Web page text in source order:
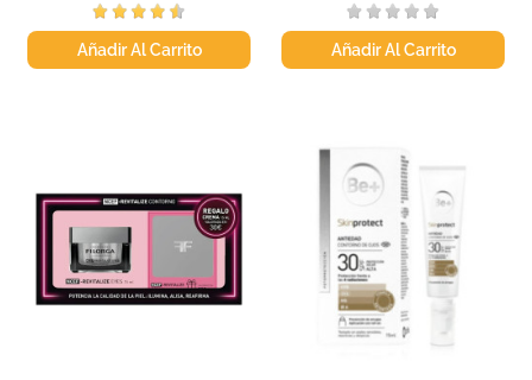
Añadir Al Carrito Añadir Al Carrito